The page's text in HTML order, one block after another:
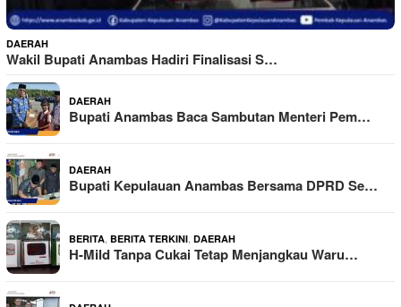
DAERAH
Wakil Bupati Anambas Hadiri Finalisasi S…
DAERAH
Bupati Anambas Baca Sambutan Menteri Pem…
DAERAH
Bupati Kepulauan Anambas Bersama DPRD Se…
BERITA BERITA TERKINI DAERAH
H-Mild Tanpa Cukai Tetap Menjangkau Waru…